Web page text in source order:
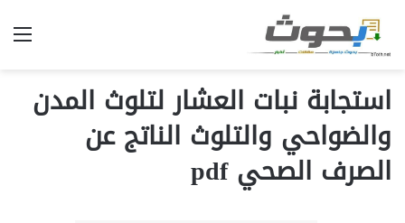
استجابة نبات العشار لتلوث المدن
والضواحي والتلوث الناتج عن
الصرف الصحي pdf